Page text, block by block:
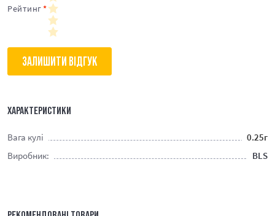
Рейтинг
ЗАЛИШИТИ ВІДГУК
ХАРАКТЕРИСТИКИ
Вага кулі
0.25г
Виробник:
BLS